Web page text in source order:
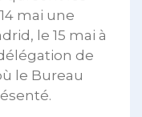
mai une
le 15 mai à
de
le Bureau